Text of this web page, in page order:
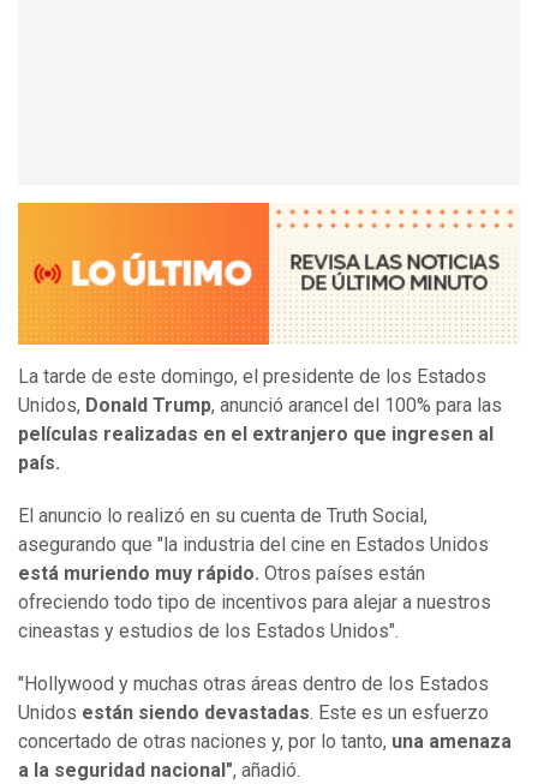
La tarde de este domingo, el presidente de los Estados
Unidos, Donald Trump, anunció arancel del 100% para las
películas realizadas en el extranjero que ingresen al
país.
El anuncio lo realizó en su cuenta de Truth Social,
asegurando que "la industria del cine en Estados Unidos
está muriendo muy rápido. Otros países están
ofreciendo todo tipo de incentivos para alejar a nuestros
cineastas y estudios de los Estados Unidos".
"Hollywood y muchas otras áreas dentro de los Estados
Unidos están siendo devastadas. Este es un esfuerzo
concertado de otras naciones y, por lo tanto, una amenaza
a la seguridad nacional", añadió.